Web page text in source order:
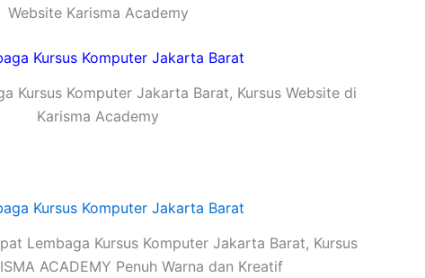
Website Karisma Academy
Kursus Komputer Jakarta Barat, Kursus Website di
Karisma Academy
Lembaga Kursus Komputer Jakarta Barat, Kursus
ACADEMY Penuh Warna dan Kreatif